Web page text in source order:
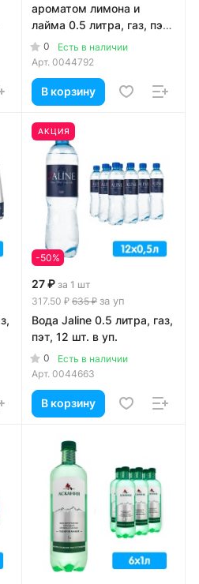
ароматом лимона и
лайма 0.5 литра, газ, пэт,
12 шт. в уп.
0
Есть в наличии
Арт. 0044792
В корзину
АКЦИЯ
-50%
27 ₽ за 1 шт
317.50 ₽ 635 ₽ за уп
Вода Jaline 0.5 литра, газ,
пэт, 12 шт. в уп.
0
Есть в наличии
Арт. 0044663
В корзину